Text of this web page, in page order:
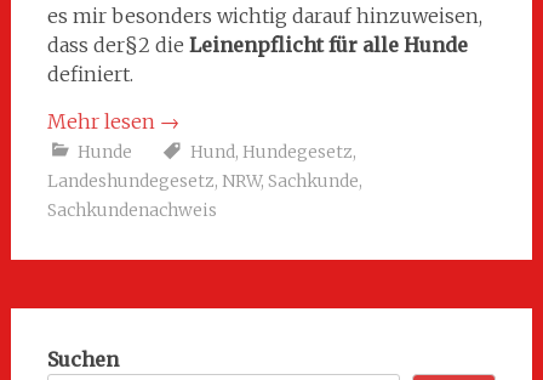
es mir besonders wichtig darauf hinzuweisen,
dass der§2 die Leinenpflicht für alle Hunde
definiert.
Mehr lesen →
Hunde Hund, Hundegesetz,
Landeshundegesetz, NRW, Sachkunde,
Sachkundenachweis
Suchen